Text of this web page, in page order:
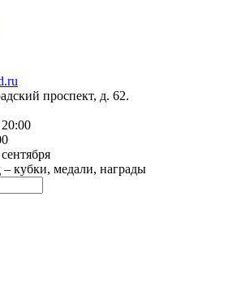
проспект, д. 62.
кубки, медали, награды